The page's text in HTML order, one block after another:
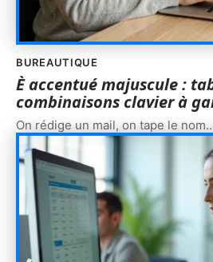
BUREAUTIQUE
È accentué majuscule :
combinaisons clavier à
On rédige un mail, on tape le nom